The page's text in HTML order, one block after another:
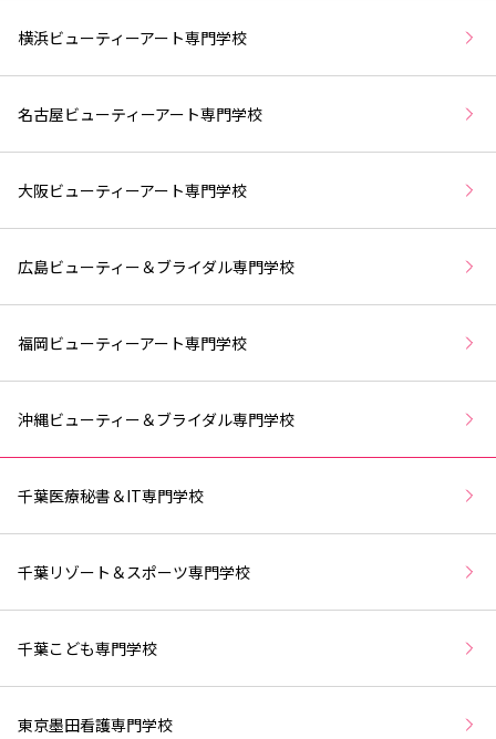
横浜ビューティーアート専門学校
名古屋ビューティーアート専門学校
大阪ビューティーアート専門学校
広島ビューティー＆ブライダル専門学校
福岡ビューティーアート専門学校
沖縄ビューティー＆ブライダル専門学校
千葉医療秘書＆IT専門学校
千葉リゾート＆スポーツ専門学校
千葉こども専門学校
東京墨田看護専門学校